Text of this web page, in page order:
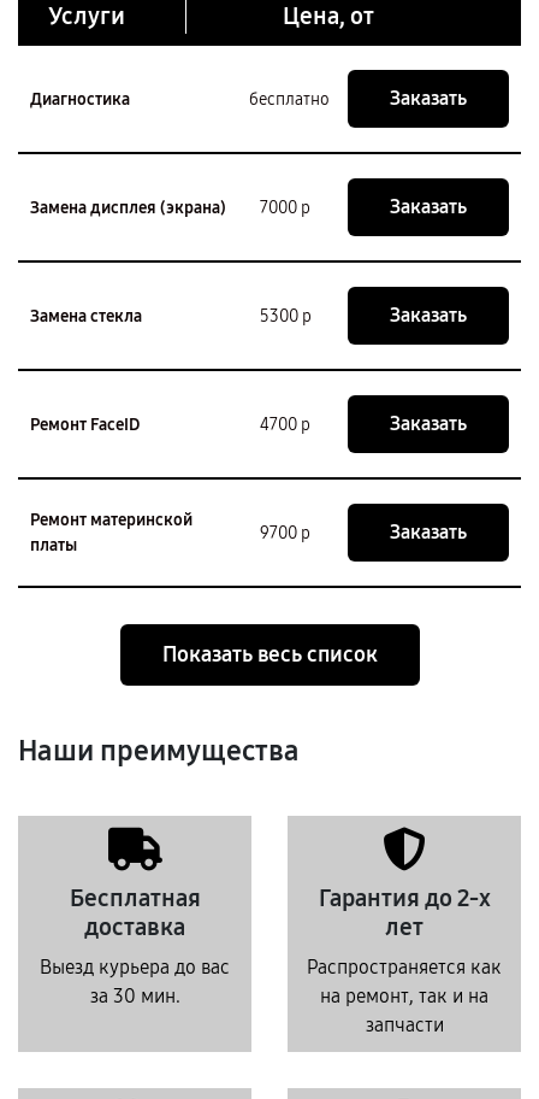
Услуги Цена, от
Диагностика бесплатно Заказать
Замена дисплея (экрана) 7000 р Заказать
Замена стекла 5300 р Заказать
Ремонт FaceID 4700 р Заказать
Ремонт материнской
платы
9700 р Заказать
Показать весь список
Наши преимущества
Бесплатная
доставка
Выезд курьера до вас
за 30 мин.
Гарантия до 2-х
лет
Распространяется как
на ремонт, так и на
запчасти